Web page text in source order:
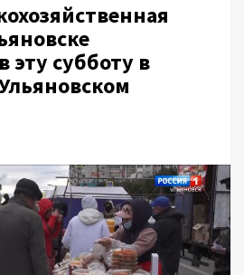
эту субботу в